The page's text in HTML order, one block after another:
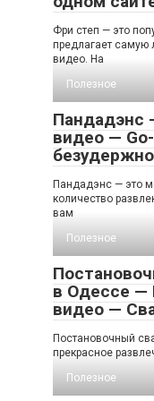
Фри степ — это
предлагает самую
видео. На
Полезное
Пандадэнс
видео —
Пандадэнс — это
количество
вам
Полезное
в Одессе —
видео —
Постановочный
прекрасное
Полезное